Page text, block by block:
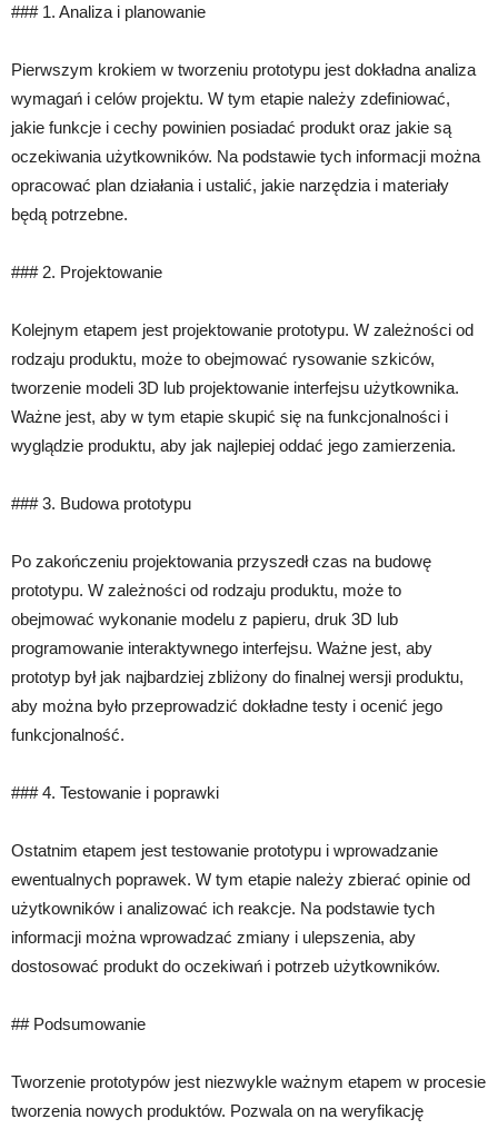
### 1. Analiza i planowanie
Pierwszym krokiem w tworzeniu prototypu jest dokładna analiza
wymagań i celów projektu. W tym etapie należy zdefiniować,
jakie funkcje i cechy powinien posiadać produkt oraz jakie są
oczekiwania użytkowników. Na podstawie tych informacji można
opracować plan działania i ustalić, jakie narzędzia i materiały
będą potrzebne.
### 2. Projektowanie
Kolejnym etapem jest projektowanie prototypu. W zależności od
rodzaju produktu, może to obejmować rysowanie szkiców,
tworzenie modeli 3D lub projektowanie interfejsu użytkownika.
Ważne jest, aby w tym etapie skupić się na funkcjonalności i
wyglądzie produktu, aby jak najlepiej oddać jego zamierzenia.
### 3. Budowa prototypu
Po zakończeniu projektowania przyszedł czas na budowę
prototypu. W zależności od rodzaju produktu, może to
obejmować wykonanie modelu z papieru, druk 3D lub
programowanie interaktywnego interfejsu. Ważne jest, aby
prototyp był jak najbardziej zbliżony do finalnej wersji produktu,
aby można było przeprowadzić dokładne testy i ocenić jego
funkcjonalność.
### 4. Testowanie i poprawki
Ostatnim etapem jest testowanie prototypu i wprowadzanie
ewentualnych poprawek. W tym etapie należy zbierać opinie od
użytkowników i analizować ich reakcje. Na podstawie tych
informacji można wprowadzać zmiany i ulepszenia, aby
dostosować produkt do oczekiwań i potrzeb użytkowników.
## Podsumowanie
Tworzenie prototypów jest niezwykle ważnym etapem w procesie
tworzenia nowych produktów. Pozwala on na weryfikację